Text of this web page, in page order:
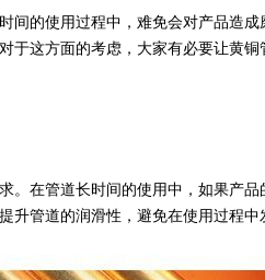
的使用过程中，难免会对产品造成
于这方面的考虑，大家有必要让黄
在管道长时间的使用中，如果产品
管道的润滑性，避免在使用过程中